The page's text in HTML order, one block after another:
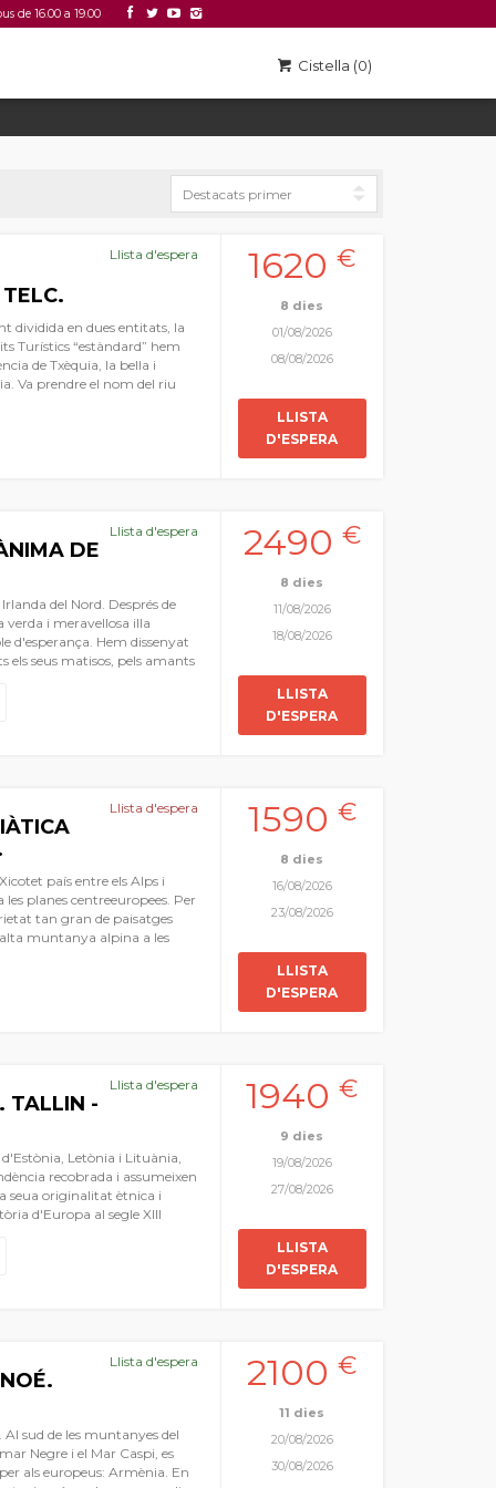
de 16.00 a 19.00
Cistella (0)
Llista d'espera
dividida en dues entitats, la
Turístics “estàndard” hem
de Txèquia, la bella i
Va prendre el nom del riu
Telč, Kroměříž, Olomouc
pobles com de postal i
1620€
8 dies
01/08/2026
08/08/2026
LLISTA
D'ESPERA
Llista d'espera
DE
del Nord. Després de
verda i meravellosa illa
d'esperança. Hem dissenyat
els seus matisos, pels amants
o imatges d'una celebèrrima
l'escena sempre nova de
Irlanda del Nord és una
2490 €
8 dies
11/08/2026
18/08/2026
LLISTA
D'ESPERA
Llista d'espera
país entre els Alps i
planes centreeuropees. Per
tan gran de paisatges
muntanya alpina a les
d'altres fora dels circuits
que ens ofereix
més tranquils i bells de la vella
1590 €
8 dies
16/08/2026
23/08/2026
LLISTA
D'ESPERA
Llista d'espera
TALLIN -
d'Estònia, Letònia i Lituània,
recobrada i assumeixen
seua originalitat ètnica i
d'Europa al segle XIII
d'una cristianització
té unes característiques
a la vora d'eixe mar poc
envoltat de boscos i
1940€
9 dies
19/08/2026
27/08/2026
LLISTA
D'ESPERA
Llista d'espera
sud de les muntanyes del
Negre i el Mar Caspi, es
als europeus: Armènia. En
2100€
11 dies
20/08/2026
30/08/2026